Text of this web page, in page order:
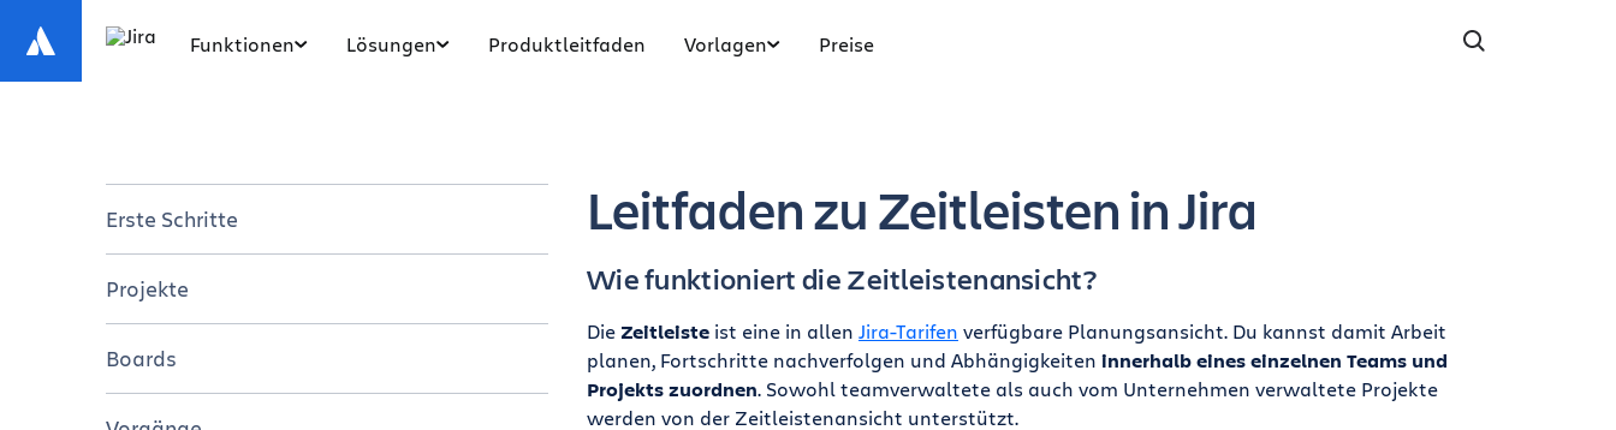
Funktionen Lösungen Produktleitfaden Vorlagen Preise
Erste Schritte
Einführung in Jira
Jira für Teams
7 Schritte für den Einstieg in Jira
Projekte
Überblick
Tutorials
Boards
Überblick
Leitfaden zu Zeitleisten in Jira
Wie funktioniert die Zeitleistenansicht?
DieZeitleisteist eine in allen Jira-Tarifen verfügbare Planungsansicht. Du kannst damit Arbeit
planen, Fortschritte nachverfolgen und Abhängigkeiten innerhalb eines einzelnen Teams und
Projekts zuordnen. Sowohl teamverwaltete als auch vom Unternehmen verwaltete Projekte
werden von der Zeitleistenansicht unterstützt.